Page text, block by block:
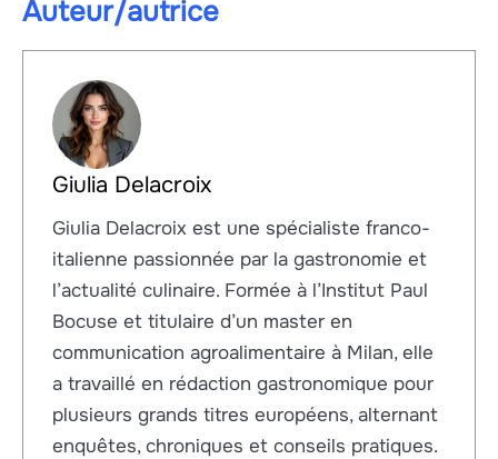
Auteur/autrice
Giulia Delacroix
Giulia Delacroix est une spécialiste franco-
italienne passionnée par la gastronomie et
l’actualité culinaire. Formée à l’Institut Paul
Bocuse et titulaire d’un master en
communication agroalimentaire à Milan, elle
a travaillé en rédaction gastronomique pour
plusieurs grands titres européens, alternant
enquêtes, chroniques et conseils pratiques.